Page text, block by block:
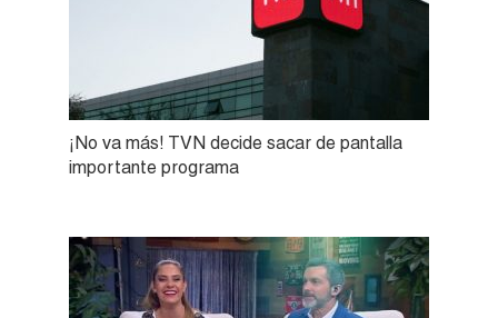
¡No va más! TVN decide sacar de pantalla
importante programa